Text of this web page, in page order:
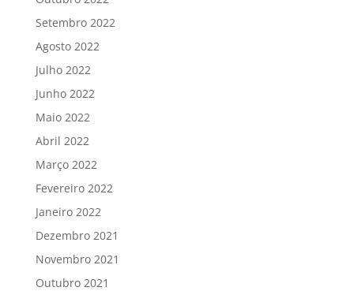
Setembro 2022
Agosto 2022
Julho 2022
Junho 2022
Maio 2022
Abril 2022
Março 2022
Fevereiro 2022
Janeiro 2022
Dezembro 2021
Novembro 2021
Outubro 2021